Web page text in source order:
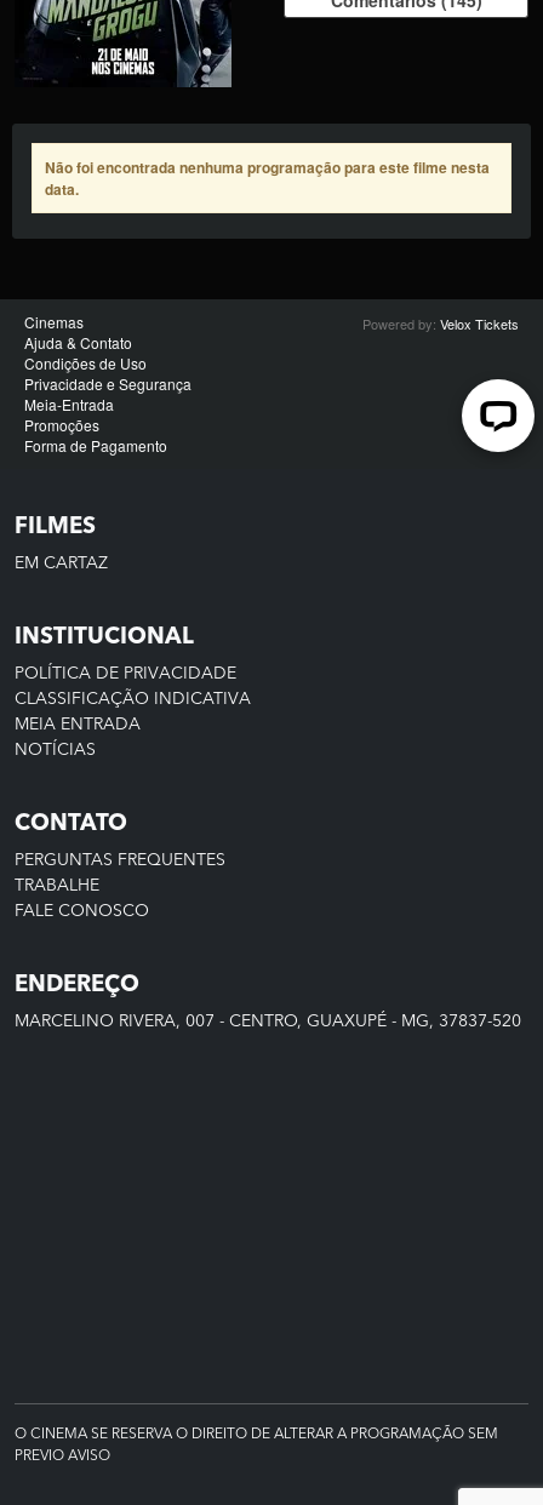
FILMES
EM CARTAZ
INSTITUCIONAL
POLÍTICA DE PRIVACIDADE
CLASSIFICAÇÃO INDICATIVA
MEIA ENTRADA
NOTÍCIAS
CONTATO
PERGUNTAS FREQUENTES
TRABALHE
FALE CONOSCO
ENDEREÇO
MARCELINO RIVERA, 007 - CENTRO, GUAXUPÉ - MG, 37837-520
O CINEMA SE RESERVA O DIREITO DE ALTERAR A PROGRAMAÇÃO SEM
PREVIO AVISO